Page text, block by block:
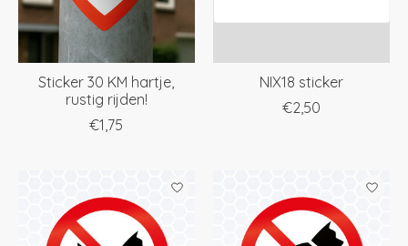
Sticker 30 KM hartje,
rustig rijden!
€1,75
NIX18 sticker
€2,50